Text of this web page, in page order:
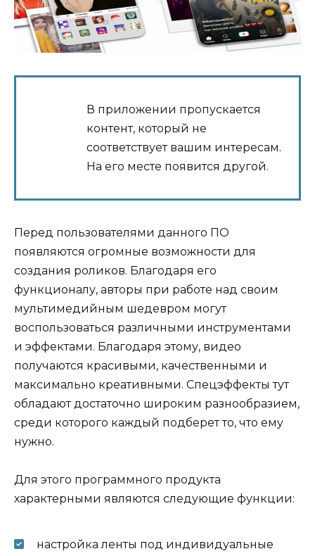
В приложении пропускается
контент, который не
соответствует вашим интересам.
На его месте появится другой.
Перед пользователями данного ПО
появляются огромные возможности для
создания роликов. Благодаря его
функционалу, авторы при работе над своим
мультимедийным шедевром могут
воспользоваться различными инструментами
и эффектами. Благодаря этому, видео
получаются красивыми, качественными и
максимально креативными. Спецэффекты тут
обладают достаточно широким разнообразием,
среди которого каждый подберет то, что ему
нужно.
Для этого программного продукта
характерными являются следующие функции:
настройка ленты под индивидуальные